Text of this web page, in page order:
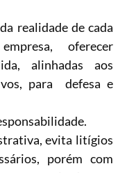
realidade de cada
empresa, oferecer
alinhadas aos
para defesa e
evita litígios
porém com